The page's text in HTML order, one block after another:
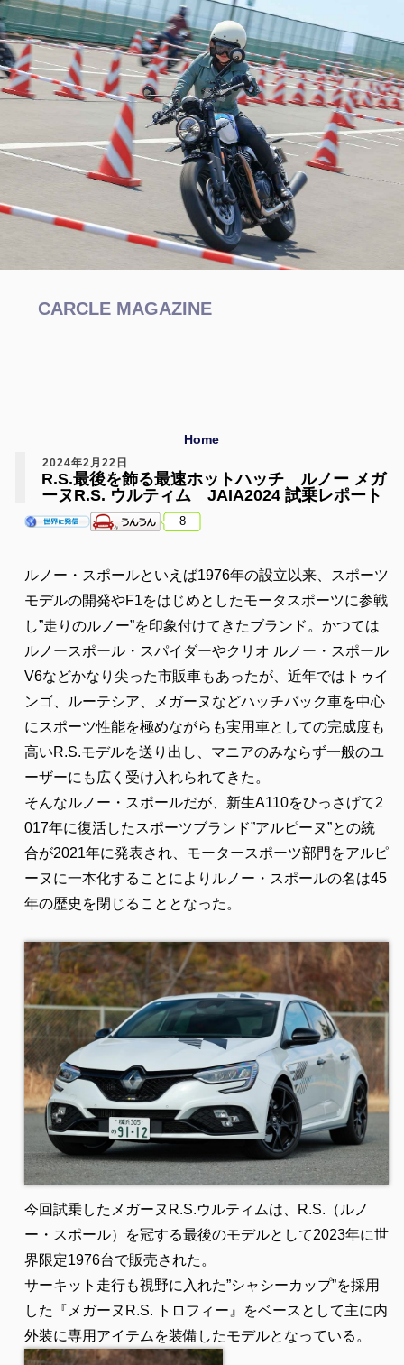
CARCLE MAGAZINE
Home
2024年2月22日
R.S.最後を飾る最速ホットハッチ ルノー メガ
ーヌR.S. ウルティム JAIA2024 試乗レポート
8
ルノー・スポールといえば1976年の設立以来、スポーツ
モデルの開発やF1をはじめとしたモータスポーツに参戦
し”走りのルノー”を印象付けてきたブランド。かつては
ルノースポール・スパイダーやクリオ ルノー・スポール
V6などかなり尖った市販車もあったが、近年ではトゥイ
ンゴ、ルーテシア、メガーヌなどハッチバック車を中心
にスポーツ性能を極めながらも実用車としての完成度も
高いR.S.モデルを送り出し、マニアのみならず一般のユ
ーザーにも広く受け入れられてきた。
そんなルノー・スポールだが、新生A110をひっさげて2
017年に復活したスポーツブランド”アルピーヌ”との統
合が2021年に発表され、モータースポーツ部門をアルピ
ーヌに一本化することによりルノー・スポールの名は45
年の歴史を閉じることとなった。
今回試乗したメガーヌR.S.ウルティムは、R.S.（ルノ
ー・スポール）を冠する最後のモデルとして2023年に世
界限定1976台で販売された。
サーキット走行も視野に入れた”シャシーカップ”を採用
した『メガーヌR.S. トロフィー』をベースとして主に内
外装に専用アイテムを装備したモデルとなっている。